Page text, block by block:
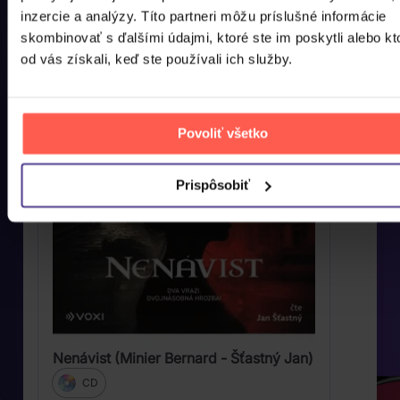
inzercie a analýzy. Títo partneri môžu príslušné informácie
skombinovať s ďalšími údajmi, ktoré ste im poskytli alebo
od vás získali, keď ste používali ich služby.
Povoliť všetko
Prispôsobiť
to mohli co nejdříve pořídit domů.
Nenávist (Minier Bernard - Šťastný Jan)
CD